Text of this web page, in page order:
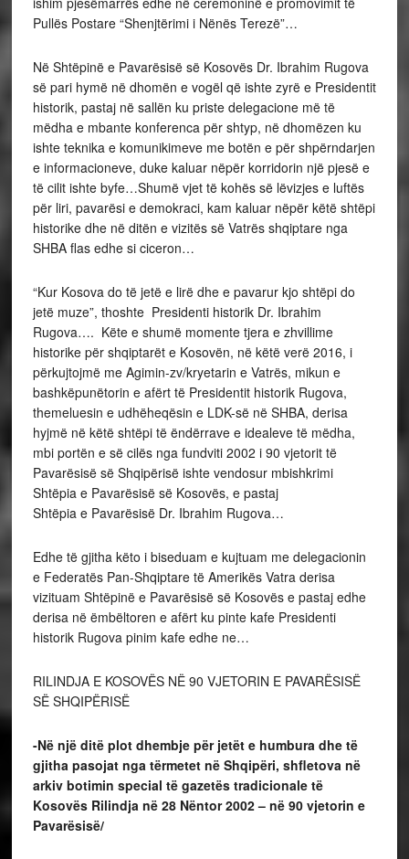
Pullës Postare “Shenjtërimi i Nënës Terezë”…
Në Shtëpinë e Pavarësisë së Kosovës Dr. Ibrahim Rugova
së pari hymë në dhomën e vogël që ishte zyrë e Presidentit
historik, pastaj në sallën ku priste delegacione më të
mëdha e mbante konferenca për shtyp, në dhomëzen ku
ishte teknika e komunikimeve me botën e për shpërndarjen
e informacioneve, duke kaluar nëpër korridorin një pjesë e
të cilit ishte byfe…Shumë vjet të kohës së lëvizjes e luftës
për liri, pavarësi e demokraci, kam kaluar nëpër këtë shtëpi
historike dhe në ditën e vizitës së Vatrës shqiptare nga
SHBA flas edhe si ciceron…
“Kur Kosova do të jetë e lirë dhe e pavarur kjo shtëpi do
jetë muze”, thoshte Presidenti historik Dr. Ibrahim
Rugova…. Këte e shumë momente tjera e zhvillime
historike për shqiptarët e Kosovën, në këtë verë 2016, i
përkujtojmë me Agimin-zv/kryetarin e Vatrës, mikun e
bashkëpunëtorin e afërt të Presidentit historik Rugova,
themeluesin e udhëheqësin e LDK-së në SHBA, derisa
hyjmë në këtë shtëpi të ëndërrave e idealeve të mëdha,
mbi portën e së cilës nga fundviti 2002 i 90 vjetorit të
Pavarësisë së Shqipërisë ishte vendosur mbishkrimi
Shtëpia e Pavarësisë së Kosovës, e pastaj
Shtëpia e Pavarësisë Dr. Ibrahim Rugova…
Edhe të gjitha këto i biseduam e kujtuam me delegacionin
e Federatës Pan-Shqiptare të Amerikës Vatra derisa
vizituam Shtëpinë e Pavarësisë së Kosovës e pastaj edhe
derisa në ëmbëltoren e afërt ku pinte kafe Presidenti
historik Rugova pinim kafe edhe ne…
RILINDJA E KOSOVËS NË 90 VJETORIN E PAVARËSISË
SË SHQIPËRISË
-Në një ditë plot dhembje për jetët e humbura dhe të
gjitha pasojat nga tërmetet në Shqipëri, shfletova në
arkiv botimin special të gazetës tradicionale të
Kosovës Rilindja në 28 Nëntor 2002 – në 90 vjetorin e
Pavarësisë/